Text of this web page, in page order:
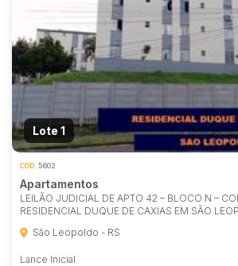
Lote 1
COD. 5602
Apartamentos
LEILÃO JUDICIAL DE APTO 42 – BLOCO N –
RESIDENCIAL DUQUE DE CAXIAS EM SÃO
São Leopoldo - RS
Lance Inicial